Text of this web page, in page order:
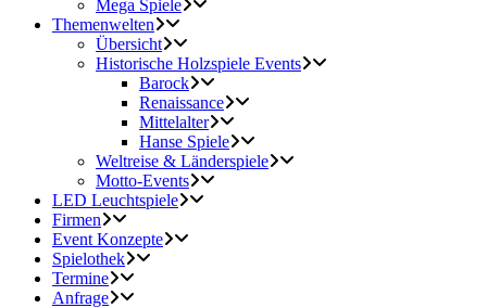
Mega Spiele
Themenwelten
Übersicht
Historische Holzspiele Events
Barock
Renaissance
Mittelalter
Hanse Spiele
Weltreise & Länderspiele
Motto-Events
LED Leuchtspiele
Firmen
Event Konzepte
Spielothek
Termine
Anfrage